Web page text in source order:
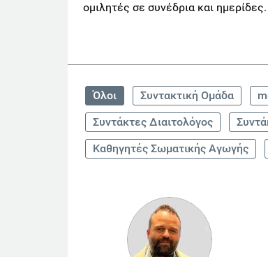
ομιλητές σε συνέδρια και ημερίδες.
Όλοι Συντακτική Ομάδα
Συντάκτες Διαιτολόγος
Καθηγητές Σωματικής Αγωγής